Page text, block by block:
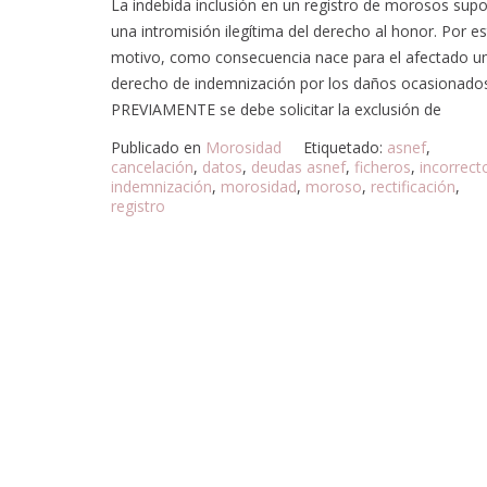
La indebida inclusión en un registro de morosos
una intromisión ilegítima del derecho al honor. Por
motivo, como consecuencia nace para el afectado
derecho de indemnización por los daños
PREVIAMENTE se debe solicitar la exclusión de
Publicado en Morosidad Etiquetado: asnef,
cancelación, datos, deudas asnef, ficheros,
indemnización, morosidad, moroso, rectificación,
registro